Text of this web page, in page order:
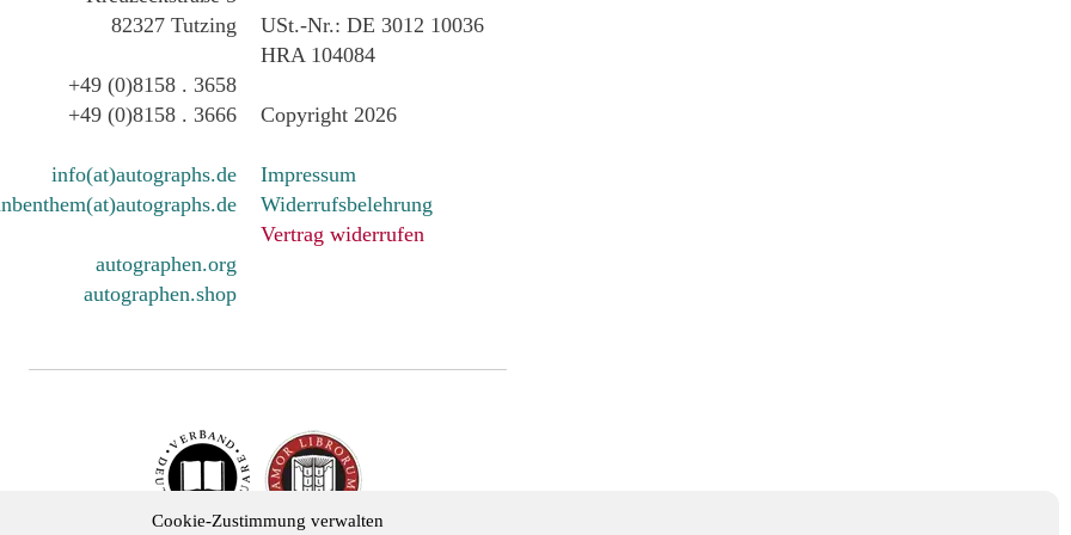
Cookie-Zustimmung verwalten
82327 Tutzing
+49 (0)8158 . 3658
+49 (0)8158 . 3666
info(at)autographs.de
autographen.org
autographen.shop
USt.-Nr.: DE 3012 10036
HRA 104084
Copyright 2026
Impressum
Widerrufsbelehrung
Vertrag widerrufen